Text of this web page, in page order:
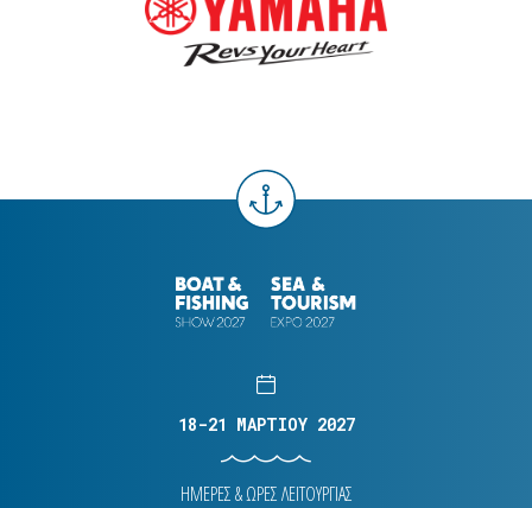
18-21 ΜΑΡΤΙΟΥ 2027
ΗΜΕΡΕΣ & ΩΡΕΣ ΛΕΙΤΟΥΡΓΙΑΣ